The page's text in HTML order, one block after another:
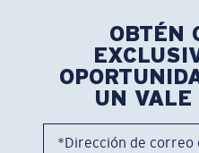
OBTÉN
UN VALE
*Dirección de correo